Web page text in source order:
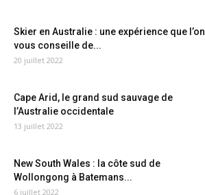
Skier en Australie : une expérience que l’on
vous conseille de...
20 juillet 2022
Cape Arid, le grand sud sauvage de
l’Australie occidentale
13 juillet 2022
New South Wales : la côte sud de
Wollongong à Batemans...
6 juillet 2022